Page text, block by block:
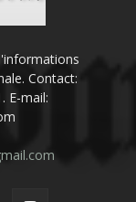
Contact:
E-mail: